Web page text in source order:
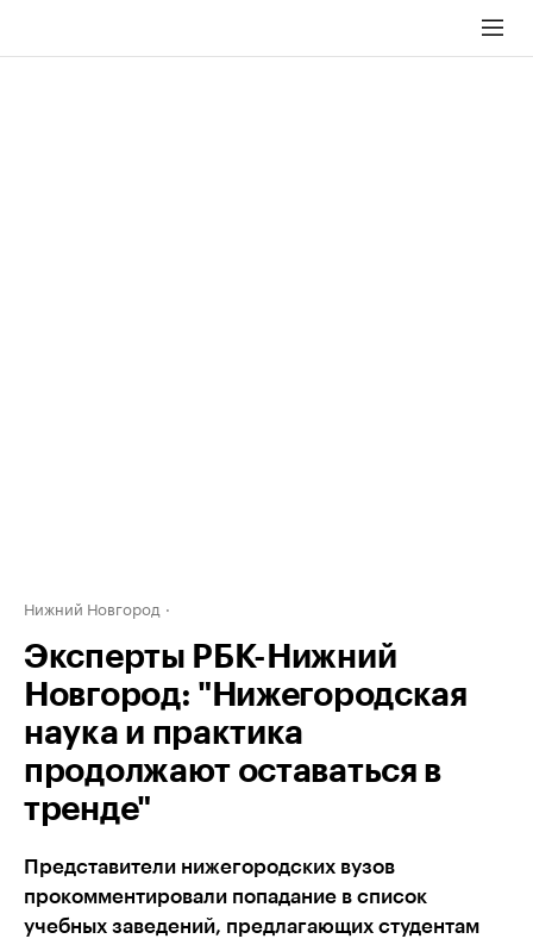
Нижний Новгород
Эксперты РБК-Нижний
Новгород: "Нижегородская
наука и практика
продолжают оставаться в
тренде"
Представители нижегородских вузов
прокомментировали попадание в список
учебных заведений, предлагающих студентам